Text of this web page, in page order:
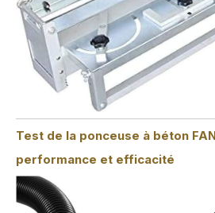
Test de la ponceuse à béton
performance et efficacité